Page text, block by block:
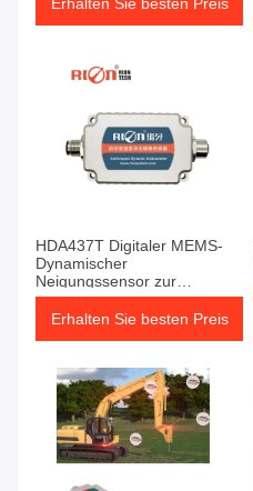
Erhalten Sie besten Preis
HDA437T Digitaler MEMS-
Dynamischer
Neigungssensor zur
Neigungsmessung in
Bewegung oder Vibration
Erhalten Sie besten Preis